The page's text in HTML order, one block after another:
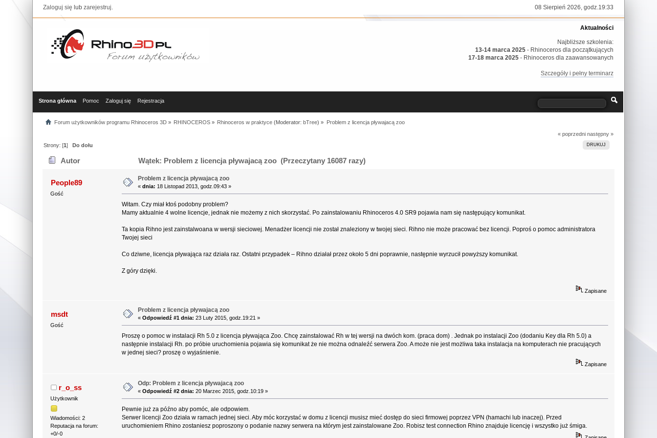
Zaloguj się lubzarejestruj. 08 Sierpień 2026, godz.19:33
Aktualności
Najbliższe szkolenia:
13-14 marca 2025 - Rhinoceros dla początkujących
17-18 marca 2025 - Rhinoceros dla zaawansowanych
Szczegóły i pełny terminarz
Strona główna Pomoc Zaloguj się Rejestracja
Forum użytkowników programu Rhinoceros 3D» RHINOCEROS » Rhinoceros w praktyce (Moderator:bTree) » Problem z licencja pływajacą zoo
« poprzedni następny »
DRUKUJ
Strony: [1]Do dołu
Autor Wątek: Problem z licencja pływajacą zoo (Przeczytany 16087 razy)
People89
Gość
Problem z licencja pływajacą zoo
« dnia: 18 Listopad 2013, godz.09:43 »
Witam. Czy miał ktoś podobny problem?
Mamy aktualnie 4 wolne licencje, jednak nie możemy z nich skorzystać. Po zainstalowaniu Rhinoceros 4.0 SR9 pojawia nam się następujący komunikat.
Ta kopia Rihno jest zainstalwoana w wersji sieciowej. Menadżer licencji nie został znaleziony w twojej sieci. Rihno nie może pracować bez licencji. Poproś o pomoc administratora
Twojej sieci
Co dziwne, licencja pływająca raz działa raz. Ostatni przypadek – Rihno działał przez około 5 dni poprawnie, następnie wyrzucił powyższy komunikat.
Z góry dzięki.
Zapisane
msdt
Gość
Problem z licencja pływajacą zoo
« Odpowiedź #1 dnia: 23 Luty 2015, godz.19:21 »
Proszę o pomoc w instalacji Rh 5.0 z licencja pływająca Zoo. Chcę zainstalować Rh w tej wersji na dwóch kom. (praca dom) . Jednak po instalacji Zoo (dodaniu Key dla Rh 5.0) a
następnie instalacji Rh. po próbie uruchomienia pojawia się komunikat że nie można odnaleźć serwera Zoo. A może nie jest możliwa taka instalacja na komputerach nie pracujących
w jednej sieci? proszę o wyjaśnienie.
Zapisane
r_o_ss
Użytkownik
Wiadomości: 2
Reputacja na forum:
+0/-0
Odp: Problem z licencja pływajacą zoo
« Odpowiedź #2 dnia: 20 Marzec 2015, godz.10:19 »
Pewnie już za późno aby pomóc, ale odpowiem.
Serwer licencji Zoo działa w ramach jednej sieci. Aby móc korzystać w domu z licencji musisz mieć dostęp do sieci firmowej poprzez VPN (hamachi lub inaczej). Przed
uruchomieniem Rhino zostaniesz poproszony o podanie nazwy serwera na którym jest zainstalowane Zoo. Robisz test connection Rhino znajduje licencję i wszystko już śmiga.